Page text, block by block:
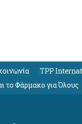
TPP
το Φάρμακο για Όλους